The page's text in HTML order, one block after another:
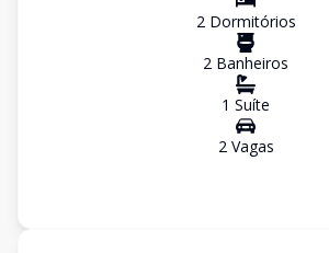
2Dormitórios
2 Banheiros
1 Suíte
2Vagas